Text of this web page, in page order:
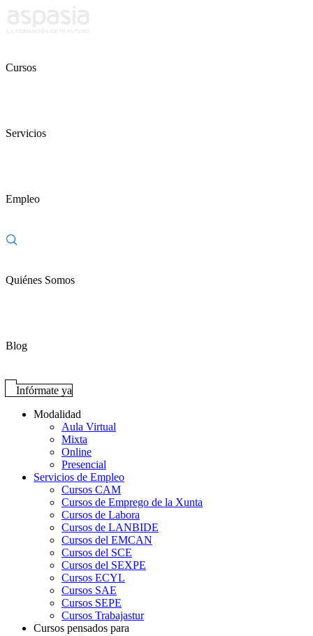
Cursos
Servicios
Empleo
Quiénes Somos
Blog
Infórmate ya
Modalidad
Aula Virtual
Mixta
Online
Presencial
Servicios de Empleo
Cursos CAM
Cursos de Emprego de la Xunta
Cursos de Labora
Cursos de LANBIDE
Cursos del EMCAN
Cursos del SCE
Cursos del SEXPE
Cursos ECYL
Cursos SAE
Cursos SEPE
Cursos Trabajastur
Cursos pensados para